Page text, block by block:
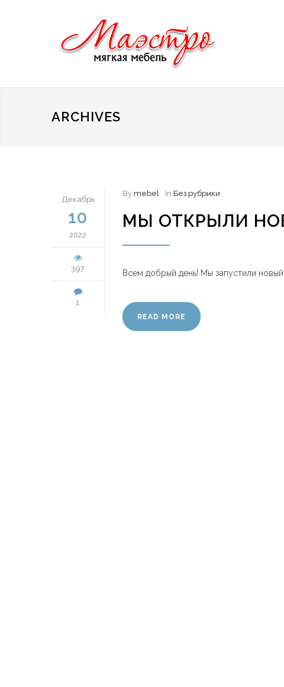
ARCHIVES
Декабрь
10
2022
397
1
By mebel In Без рубрики
МЫ ОТКРЫЛИ
Всем добрый день! Мы запустили
READ MORE